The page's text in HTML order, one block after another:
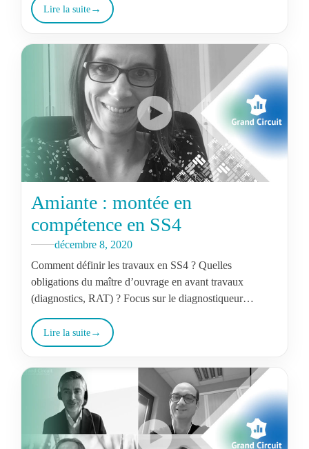
Lire la suite
Amiante : montée en
compétence en SS4
décembre 8, 2020
Comment définir les travaux en SS4 ? Quelles
obligations du maître d’ouvrage en avant travaux
(diagnostics, RAT) ? Focus sur le diagnostiqueur
Lire la suite